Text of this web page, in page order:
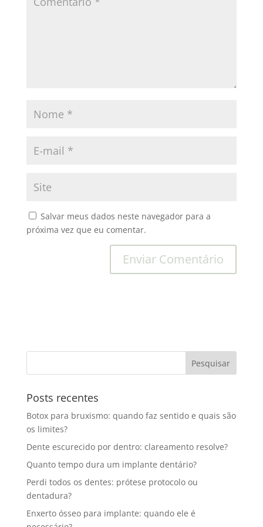
Salvar meus dados neste navegador para a
próxima vez que eu comentar.
Posts recentes
Botox para bruxismo: quando faz sentido e quais são
os limites?
Dente escurecido por dentro: clareamento resolve?
Quanto tempo dura um implante dentário?
Perdi todos os dentes: prótese protocolo ou
dentadura?
Enxerto ósseo para implante: quando ele é